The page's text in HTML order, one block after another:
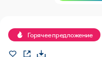
Горячее предложение